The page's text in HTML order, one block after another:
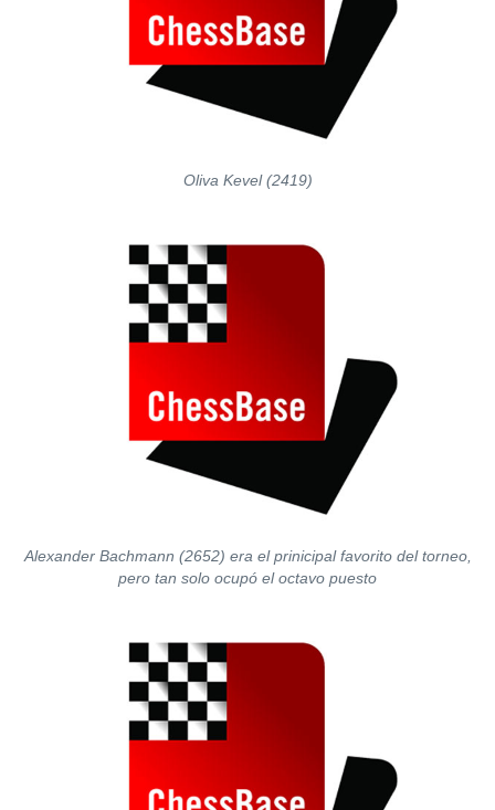
Oliva Kevel (2419)
Alexander Bachmann (2652) era el prinicipal favorito del torneo,
pero tan solo ocupó el octavo puesto